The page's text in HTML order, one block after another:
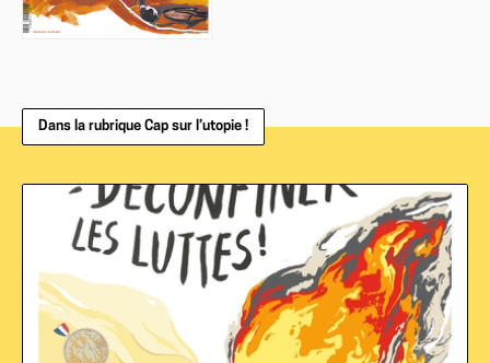
Dans la rubrique Cap sur l’utopie !